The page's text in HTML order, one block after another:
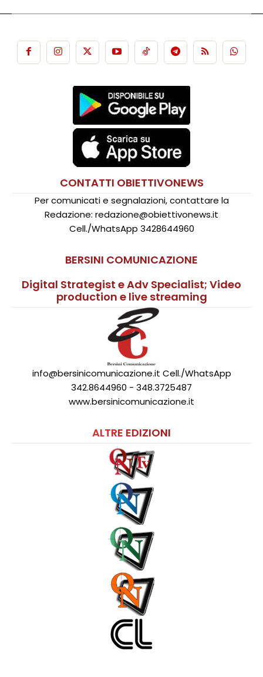
CONTATTI OBIETTIVONEWS
Per comunicati e segnalazioni, contattare la
Redazione: redazione@obiettivonews.it
Cell./WhatsApp 3428644960
BERSINI COMUNICAZIONE
Digital Strategist e Adv Specialist; Video
production e live streaming
info@bersinicomunicazione.it Cell./WhatsApp
342.8644960 - 348.3725487
www.bersinicomunicazione.it
ALTRE EDIZIONI